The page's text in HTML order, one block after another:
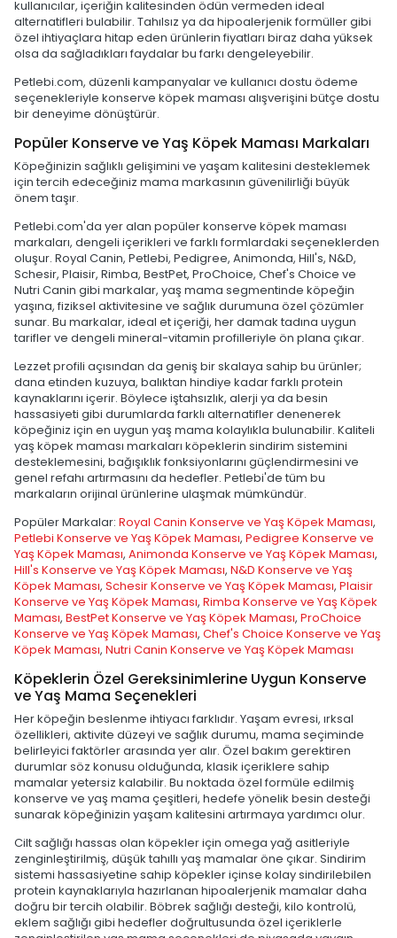
kullanıcılar, içeriğin kalitesinden ödün vermeden ideal
alternatifleri bulabilir. Tahılsız ya da hipoalerjenik formüller gibi
özel ihtiyaçlara hitap eden ürünlerin fiyatları biraz daha yüksek
olsa da sağladıkları faydalar bu farkı dengeleyebilir.
Petlebi.com, düzenli kampanyalar ve kullanıcı dostu ödeme
seçenekleriyle konserve köpek maması alışverişini bütçe dostu
bir deneyime dönüştürür.
Popüler Konserve ve Yaş Köpek Maması Markaları
Köpeğinizin sağlıklı gelişimini ve yaşam kalitesini desteklemek
için tercih edeceğiniz mama markasının güvenilirliği büyük
önem taşır.
Petlebi.com'da yer alan popüler konserve köpek maması
markaları, dengeli içerikleri ve farklı formlardaki seçeneklerden
oluşur. Royal Canin, Petlebi, Pedigree, Animonda, Hill's, N&D,
Schesir, Plaisir, Rimba, BestPet, ProChoice, Chef's Choice ve
Nutri Canin gibi markalar, yaş mama segmentinde köpeğin
yaşına, fiziksel aktivitesine ve sağlık durumuna özel çözümler
sunar. Bu markalar, ideal et içeriği, her damak tadına uygun
tarifler ve dengeli mineral-vitamin profilleriyle ön plana çıkar.
Lezzet profili açısından da geniş bir skalaya sahip bu ürünler;
dana etinden kuzuya, balıktan hindiye kadar farklı protein
kaynaklarını içerir. Böylece iştahsızlık, alerji ya da besin
hassasiyeti gibi durumlarda farklı alternatifler denenerek
köpeğiniz için en uygun yaş mama kolaylıkla bulunabilir. Kaliteli
yaş köpek maması markaları köpeklerin sindirim sistemini
desteklemesini, bağışıklık fonksiyonlarını güçlendirmesini ve
genel refahı artırmasını da hedefler. Petlebi'de tüm bu
markaların orijinal ürünlerine ulaşmak mümkündür.
Popüler Markalar: Royal Canin Konserve ve Yaş Köpek Maması,
Petlebi Konserve ve Yaş Köpek Maması, Pedigree Konserve ve
Yaş Köpek Maması, Animonda Konserve ve Yaş Köpek Maması,
Hill's Konserve ve Yaş Köpek Maması, N&D Konserve ve Yaş
Köpek Maması, Schesir Konserve ve Yaş Köpek Maması, Plaisir
Konserve ve Yaş Köpek Maması, Rimba Konserve ve Yaş Köpek
Maması, BestPet Konserve ve Yaş Köpek Maması, ProChoice
Konserve ve Yaş Köpek Maması, Chef's Choice Konserve ve Yaş
Köpek Maması, Nutri Canin Konserve ve Yaş Köpek Maması
Köpeklerin Özel Gereksinimlerine Uygun Konserve
ve Yaş Mama Seçenekleri
Her köpeğin beslenme ihtiyacı farklıdır. Yaşam evresi, ırksal
özellikleri, aktivite düzeyi ve sağlık durumu, mama seçiminde
belirleyici faktörler arasında yer alır. Özel bakım gerektiren
durumlar söz konusu olduğunda, klasik içeriklere sahip
mamalar yetersiz kalabilir. Bu noktada özel formüle edilmiş
konserve ve yaş mama çeşitleri, hedefe yönelik besin desteği
sunarak köpeğinizin yaşam kalitesini artırmaya yardımcı olur.
Cilt sağlığı hassas olan köpekler için omega yağ asitleriyle
zenginleştirilmiş, düşük tahıllı yaş mamalar öne çıkar. Sindirim
sistemi hassasiyetine sahip köpekler içinse kolay sindirilebilen
protein kaynaklarıyla hazırlanan hipoalerjenik mamalar daha
doğru bir tercih olabilir. Böbrek sağlığı desteği, kilo kontrolü,
eklem sağlığı gibi hedefler doğrultusunda özel içeriklerle